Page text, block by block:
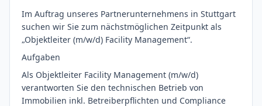
Im Auftrag unseres Partnerunternehmens in Stuttgart
suchen wir Sie zum nächstmöglichen Zeitpunkt als
„Objektleiter (m/w/d) Facility Management“.
Aufgaben
Als Objektleiter Facility Management (m/w/d)
verantworten Sie den technischen Betrieb von
Immobilien inkl. Betreiberpflichten und Compliance